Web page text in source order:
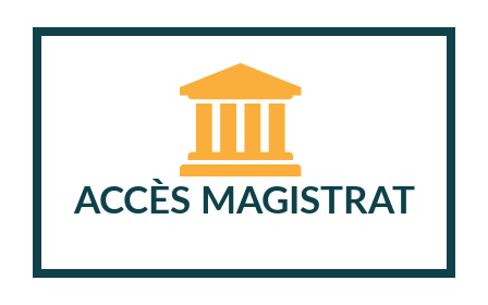
ACCÈS MAGISTRAT